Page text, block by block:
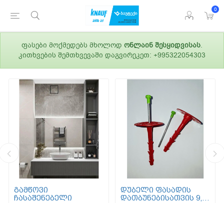
0
ფასები მოქმედებს მხოლოდ ონლაინ შესყიდვისას.
კითხვების შემთხვევაში დაგვირეკეთ: +995322054303
გამწოვი
ჩასაშენებელი
დუბელი ფასადის
დათბუნებისათვის 9,5